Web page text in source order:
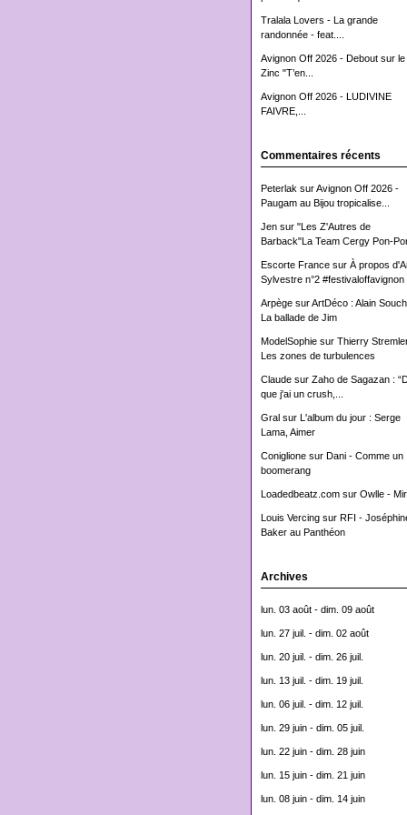
Tralala Lovers - La grande
randonnée - feat....
Avignon Off 2026 - Debout sur le
Zinc "T’en...
Avignon Off 2026 - LUDIVINE
FAIVRE,...
Commentaires récents
Peterlak surAvignon Off 2026 -
Paugam au Bijou tropicalise...
Jensur "Les Z'Autres de
Barback"La Team Cergy Pon-
Escorte Francesur À propos
Sylvestre n°2 #festivaloffavignon
ArpègesurArtDéco : Alain
La ballade de Jim
ModelSophiesur Thierry
Les zones de turbulences
Claudesur Zaho de Sagazan :
que j'ai un crush,...
Gralsur L'album du jour : Serge
Lama, Aimer
Coniglionesur Dani - Comme un
boomerang
Loadedbeatz.comsur Owlle -
Louis Vercingsur RFI -
Baker au Panthéon
Archives
lun. 03 août - dim. 09 août
lun. 27 juil. - dim. 02 août
lun. 20 juil. - dim. 26 juil.
lun. 13 juil. - dim. 19 juil.
lun. 06 juil. - dim. 12 juil.
lun. 29 juin - dim. 05 juil.
lun. 22 juin - dim. 28 juin
lun. 15 juin - dim. 21 juin
lun. 08 juin - dim. 14 juin